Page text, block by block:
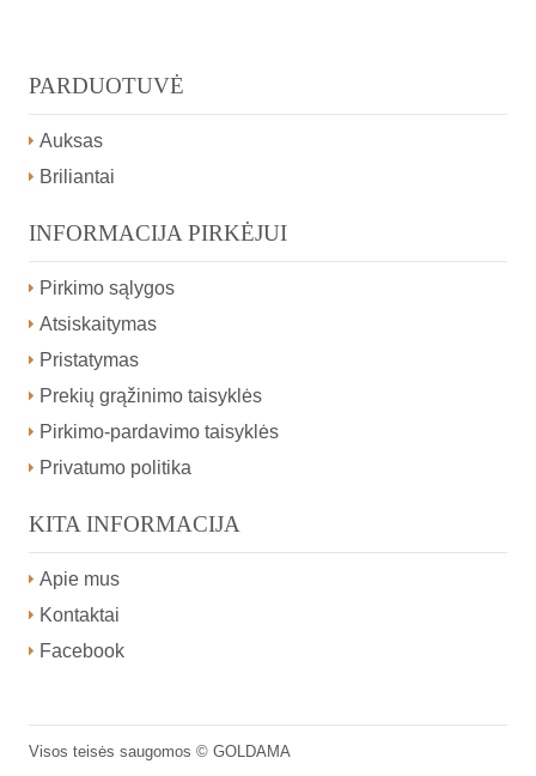
PARDUOTUVĖ
Auksas
Briliantai
INFORMACIJA PIRKĖJUI
Pirkimo sąlygos
Atsiskaitymas
Pristatymas
Prekių grąžinimo taisyklės
Pirkimo-pardavimo taisyklės
Privatumo politika
KITA INFORMACIJA
Apie mus
Kontaktai
Facebook
Visos teisės saugomos © GOLDAMA